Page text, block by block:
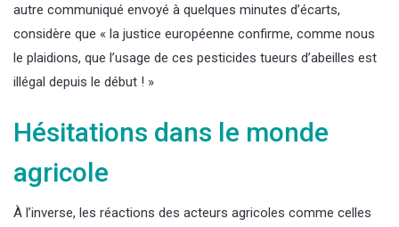
autre communiqué envoyé à quelques minutes d’écarts,
considère que « la justice européenne confirme, comme nous
le plaidions, que l’usage de ces pesticides tueurs d’abeilles est
illégal depuis le début ! »
Hésitations dans le monde
agricole
À l’inverse, les réactions des acteurs agricoles comme celles